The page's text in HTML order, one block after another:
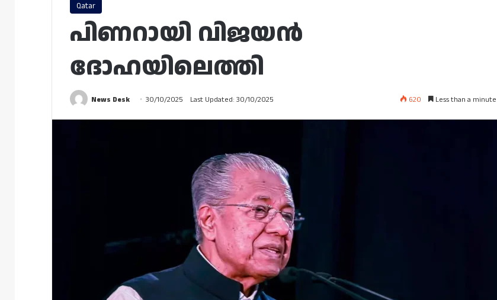
Qatar
പിണറായി വിജയൻ
ദോഹയിലെത്തി
News Desk 30/10/2025 Last Updated: 30/10/2025 620 Less than a minute